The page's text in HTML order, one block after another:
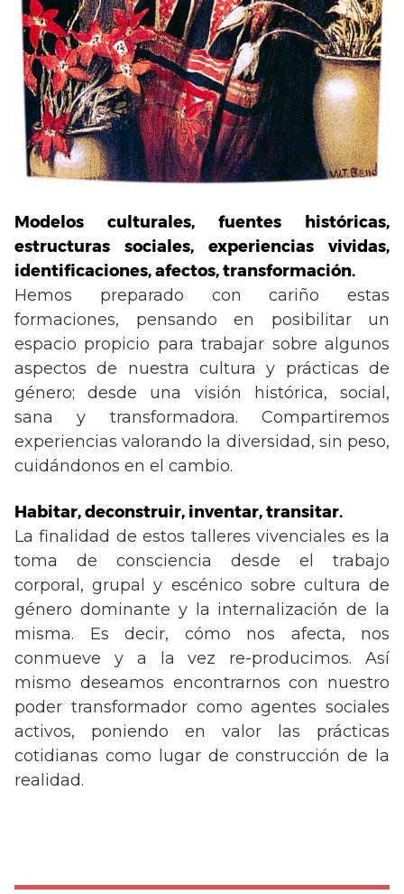
Modelos culturales, fuentes históricas,
estructuras sociales, experiencias vividas,
identificaciones, afectos, transformación.
​Hemos preparado con cariño estas
formaciones, pensando en posibilitar un
espacio propicio para trabajar sobre algunos
aspectos de nuestra cultura y prácticas de
género; desde una visión histórica, social,
sana y transformadora. Compartiremos
experiencias valorando la diversidad, sin peso,
cuidándonos en el cambio.
Habitar, deconstruir, inventar, transitar.
La finalidad de estos talleres vivenciales es la
toma de consciencia desde el trabajo
corporal, grupal y escénico sobre cultura de
género dominante y la internalización de la
misma. Es decir, cómo nos afecta, nos
conmueve y a la vez re-producimos. Así
mismo deseamos encontrarnos con nuestro
poder transformador como agentes sociales
activos, poniendo en valor las prácticas
cotidianas como lugar de construcción de la
realidad.